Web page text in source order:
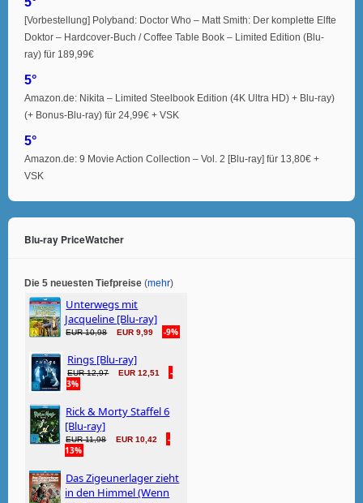
[Vorbestellung] Polyband: Doctor Who – Matt Smith: Der komplette Elfte
Doktor – Hardcover-Buch / Coffee Table Book – Limited Edition (Blu-
ray) für 189,99€
5°
Amazon.de: Nikita – Limited Steelbook Edition (4K Ultra HD) + Blu-ray)
(+ Bonus-Blu-ray) für 24,99€ + VSK
5°
Amazon.de: 9 Movie Action Collection – Vol. 2 [Blu-ray] für 13,80€ +
VSK
Blu-ray PriceWatcher
Die 5 neuesten Tiefpreise (mehr)